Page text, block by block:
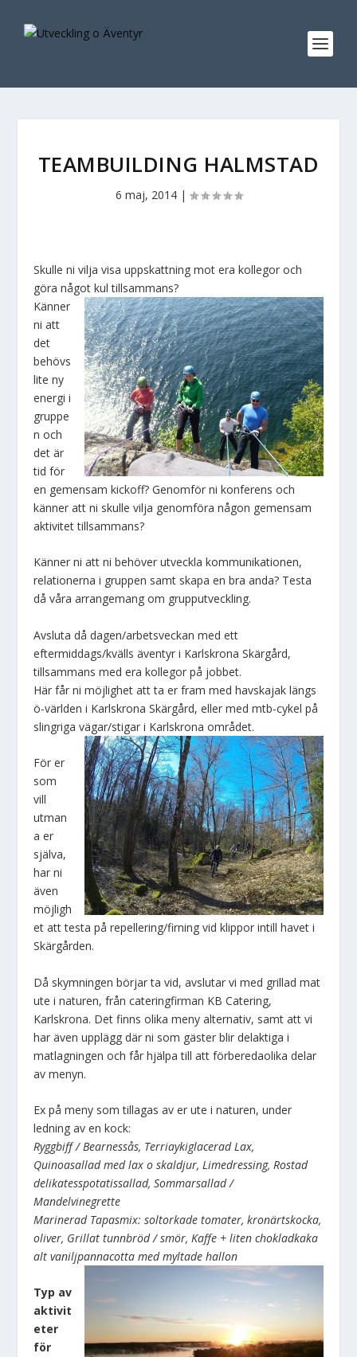
TEAMBUILDING HALMSTAD
6 maj, 2014|
Skulle ni vilja visa uppskattning mot era kollegor och
göra något kul tillsammans?
Känner
ni att
det
behövs
lite ny
energi i
gruppe
n och
det är
tid för
en gemensam kickoff? Genomför ni konferens och
känner att ni skulle vilja genomföra någon gemensam
aktivitet tillsammans?
Känner ni att ni behöver utveckla kommunikationen,
relationerna i gruppen samt skapa en bra anda? Testa
då våra arrangemang om grupputveckling.
Avsluta då dagen/arbetsveckan med ett
eftermiddags/kvälls äventyr i Karlskrona Skärgård,
tillsammans med era kollegor på jobbet.
Här får ni möjlighet att ta er fram med havskajak längs
ö-världen i Karlskrona Skärgård, eller med mtb-cykel på
slingriga vägar/stigar i Karlskrona området.
För er
som
vill
utman
a er
själva,
har ni
även
möjligh
et att testa på repellering/firning vid klippor intill havet i
Skärgården.
Då skymningen börjar ta vid, avslutar vi med grillad mat
ute i naturen, från cateringfirman KB Catering,
Karlskrona. Det finns olika meny alternativ, samt att vi
har även upplägg där ni som gäster blir delaktiga i
matlagningen och får hjälpa till att förberedaolika delar
av menyn.
Ex på meny som tillagas av er ute i naturen, under
ledning av en kock:
Ryggbiff / Bearnessås, Terriaykiglacerad Lax,
Quinoasallad med lax o skaldjur, Limedressing, Rostad
delikatesspotatissallad, Sommarsallad /
Mandelvinegrette
Marinerad Tapasmix: soltorkade tomater, kronärtskocka,
oliver, Grillat tunnbröd / smör, Kaffe + liten chokladkaka
alt vaniljpannacotta med myltade hallon
Typ av
aktivit
eter
för